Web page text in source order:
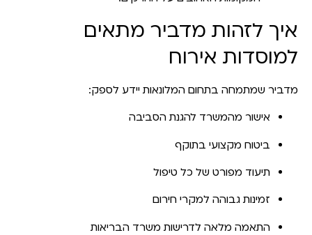
איך לזהות מדביר מתאים
למוסדות אירוח
מדביר שמתמחה בתחום המלונאות יידע לספק:
אישור מהמשרד להגנת הסביבה
ביטוח מקצועי בתוקף
תיעוד מפורט של כל טיפול
זמינות גבוהה למקרי חירום
התאמה מלאה לדרישות משרד הבריאות